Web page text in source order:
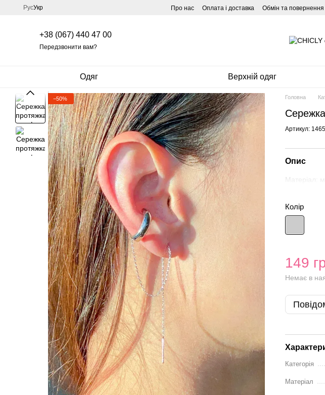
Перейти до основного контенту
РусУкр Про нас Оплата і доставка Обмін та повернення
+38 (067) 440 47 00
Передзвонити вам?
Одяг Верхній одяг
−50% Головна
Артикул:
Опис
Матеріал:
Колір
149
Немає в
Категорія
Матеріал